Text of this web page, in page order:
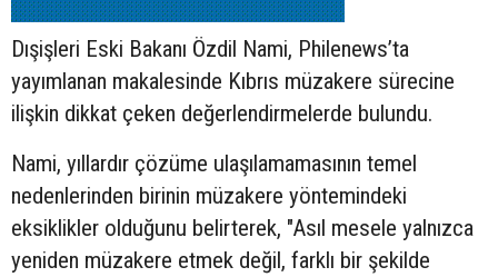
Dışişleri Eski Bakanı Özdil Nami, Philenews’ta
yayımlanan makalesinde Kıbrıs müzakere sürecine
ilişkin dikkat çeken değerlendirmelerde bulundu.
Nami, yıllardır çözüme ulaşılamamasının temel
nedenlerinden birinin müzakere yöntemindeki
eksiklikler olduğunu belirterek, "Asıl mesele yalnızca
yeniden müzakere etmek değil, farklı bir şekilde